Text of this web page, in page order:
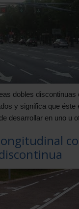
dobles discontinuas
y significa que éste
desarrollar en uno u